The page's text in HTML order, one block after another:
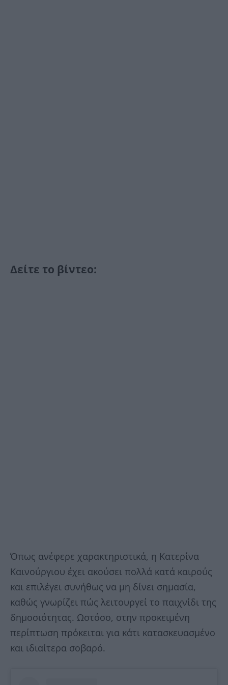
Δείτε το βίντεο:
Όπως ανέφερε χαρακτηριστικά, η Κατερίνα
Καινούργιου έχει ακούσει πολλά κατά καιρούς
και επιλέγει συνήθως να μη δίνει σημασία,
καθώς γνωρίζει πώς λειτουργεί το παιχνίδι της
δημοσιότητας. Ωστόσο, στην προκειμένη
περίπτωση πρόκειται για κάτι κατασκευασμένο
και ιδιαίτερα σοβαρό.